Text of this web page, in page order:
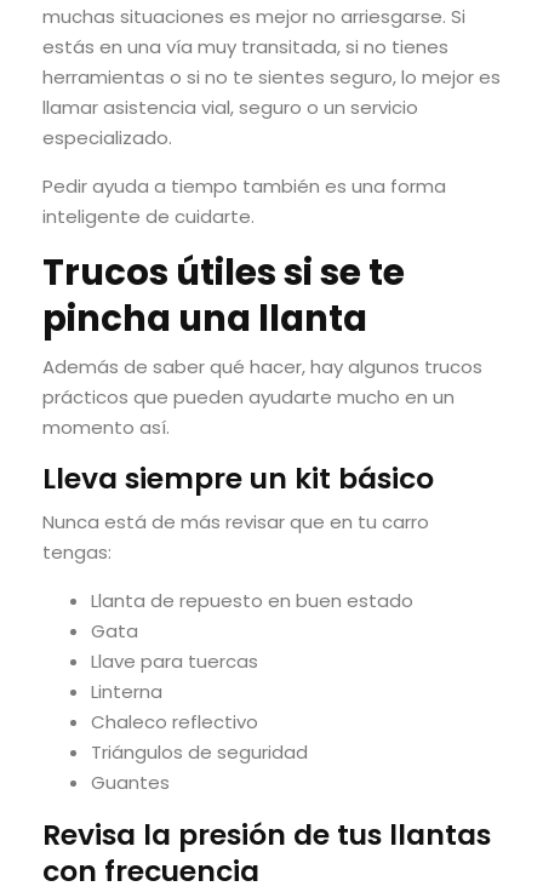
muchas situaciones es mejor no arriesgarse. Si
estás en una vía muy transitada, si no tienes
herramientas o si no te sientes seguro, lo mejor es
llamar asistencia vial, seguro o un servicio
especializado.
Pedir ayuda a tiempo también es una forma
inteligente de cuidarte.
Trucos útiles si se te
pincha una llanta
Además de saber qué hacer, hay algunos trucos
prácticos que pueden ayudarte mucho en un
momento así.
Lleva siempre un kit básico
Nunca está de más revisar que en tu carro
tengas:
Llanta de repuesto en buen estado
Gata
Llave para tuercas
Linterna
Chaleco reflectivo
Triángulos de seguridad
Guantes
Revisa la presión de tus llantas
con frecuencia